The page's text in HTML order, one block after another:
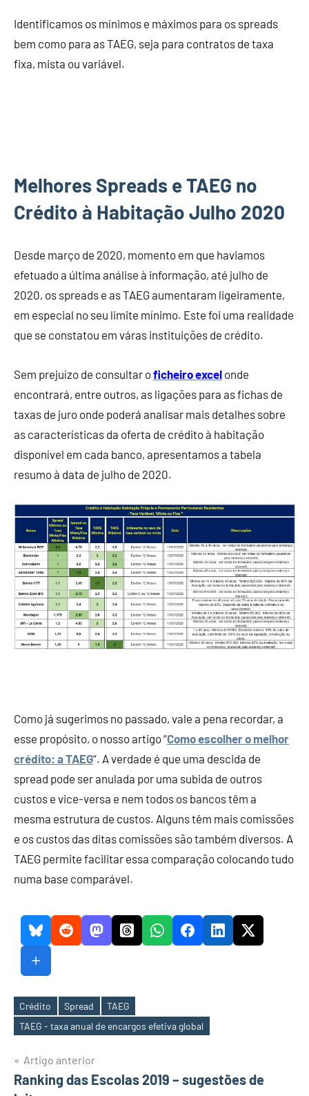
Identificamos os mínimos e máximos para os spreads
bem como para as TAEG, seja para contratos de taxa
fixa, mista ou variável.
Melhores Spreads e TAEG no
Crédito à Habitação Julho 2020
Desde março de 2020, momento em que haviamos
efetuado a última análise à informação, até julho de
2020, os spreads e as TAEG aumentaram ligeiramente,
em especial no seu limite mínimo. Este foi uma realidade
que se constatou em váras instituições de crédito.
Sem prejuízo de consultar oficheiro excel onde
encontrará, entre outros, as ligações para as fichas de
taxas de juro onde poderá analisar mais detalhes sobre
as características da oferta de crédito à habitação
disponível em cada banco, apresentamos a tabela
resumo à data de julho de 2020.
Como já sugerimos no passado, vale a pena recordar, a
esse propósito, o nosso artigo “Como escolher o melhor
crédito: a TAEG“. A verdade é que uma descida de
spread pode ser anulada por uma subida de outros
custos e vice-versa e nem todos os bancos têm a
mesma estrutura de custos. Alguns têm mais comissões
e os custos das ditas comissões são também diversos. A
TAEG permite facilitar essa comparação colocando tudo
numa base comparável.
Etiquetas
Crédito Spread
TAEG
TAEG - taxa anual de encargos efetiva global
Navegação
de
Artigo anterior
Ranking das Escolas 2019 – sugestões de